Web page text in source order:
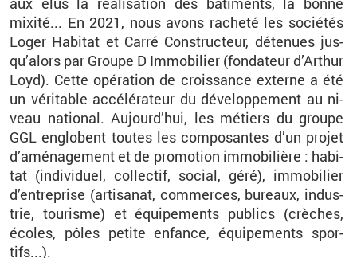
mixité... En 2021, nous avons ra­cheté les so­cié­tés
Loger Ha­bi­tat et Carré Construc­teur, dé­te­nues jus­
qu’alors par Groupe D Im­mo­bi­lier (fon­da­teur d’Ar­thur
Loyd). Cette opé­ra­tion de crois­sance ex­terne a été
un vé­ri­table ac­cé­lé­ra­teur du dé­ve­lop­pe­ment au ni­
veau na­tio­nal. Au­jour­d’hui, les mé­tiers du groupe
GGL en­globent toutes les com­po­santes d’un pro­jet
d’amé­na­ge­ment et de pro­mo­tion im­mo­bi­lière : ha­bi­
tat (in­di­vi­duel, col­lec­tif, so­cial, géré), im­mo­bi­lier
d’en­tre­prise (ar­ti­sa­nat, com­merces, bu­reaux, in­dus­
trie, tou­risme) et équi­pe­ments pu­blics (crèches,
écoles, pôles pe­tite en­fance, équi­pe­ments spor­
tifs...).